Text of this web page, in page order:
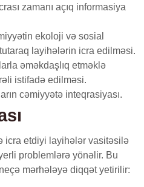
zamanı açıq informasiya
ekoloji və sosial
layihələrin icra edilməsi.
əməkdaşlıq etməklə
istifadə edilməsi.
cəmiyyətə inteqrasiyası.
icra etdiyi layihələr vasitəsilə
problemlərə yönəlir. Bu
mərhələyə diqqət yetirilir: